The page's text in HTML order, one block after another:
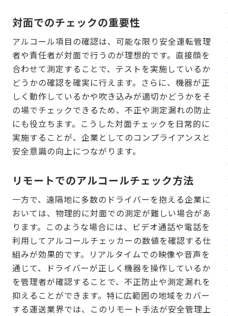
対面でのチェックの重要性
アルコール項目の確認は、可能な限り安全運転管理
者や責任者が対面で行うのが理想的です。直接顔を
合わせて測定することで、テストを実施しているか
どうかの確認を確実に行えます。さらに、機器が正
しく動作しているかや吹き込みが適切かどうかをそ
の場でチェックできるため、不正や測定漏れの防止
にも役立ちます。こうした対面チェックを日常的に
実施することが、企業としてのコンプライアンスと
安全意識の向上につながります。
リモートでのアルコールチェック方法
一方で、遠隔地に多数のドライバーを抱える企業に
おいては、物理的に対面での測定が難しい場合があ
ります。このような場合には、ビデオ通話や電話を
利用してアルコールチェッカーの数値を確認する仕
組みが効果的です。リアルタイムでの映像や音声を
通じて、ドライバーが正しく機器を操作しているか
を管理者が確認することで、不正防止や測定漏れを
抑えることができます。特に広範囲の地域をカバー
する運送業界では、このリモート手法が安全管理上